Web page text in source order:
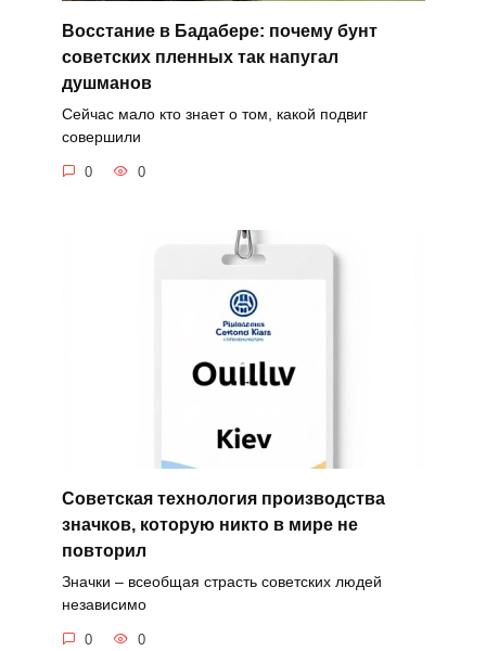
Восстание в Бадабере: почему бунт
советских пленных так напугал
душманов
Сейчас мало кто знает о том, какой подвиг
совершили
0 0
Советская технология производства
значков, которую никто в мире не
повторил
Значки – всеобщая страсть советских людей
независимо
0 0